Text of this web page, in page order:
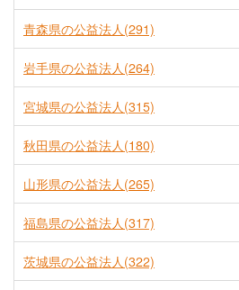
青森県の公益法人(291)
岩手県の公益法人(264)
宮城県の公益法人(315)
秋田県の公益法人(180)
山形県の公益法人(265)
福島県の公益法人(317)
茨城県の公益法人(322)